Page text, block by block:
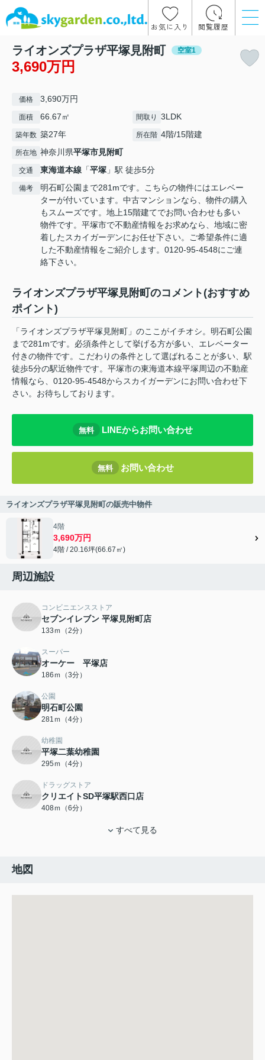
お気に入り 閲覧履歴
ライオンズプラザ平塚見附町 空室1
3,690万円
価格 3,690万円
面積 66.67㎡ 間取り 3LDK
築年数 築27年 所在階 4階/15階建
所在地 神奈川県平塚市見附町
交通 東海道本線 「平塚 」駅 徒歩5分
備考
明石町公園まで281mです。こちらの物件にはエレベー
ターが付いています。中古マンションなら、物件の購入
もスムーズです。地上15階建てでお問い合わせも多い
物件です。平塚市で不動産情報をお求めなら、地域に密
着したスカイガーデンにお任せ下さい。ご希望条件に適
した不動産情報をご紹介します。0120-95-4548にご連
絡下さい。
ライオンズプラザ平塚見附町のコメント(おすすめ
ポイント)
「ライオンズプラザ平塚見附町」のここがイチオシ。明石町公園
まで281mです。必須条件として挙げる方が多い、エレベーター
付きの物件です。こだわりの条件として選ばれることが多い、駅
徒歩5分の駅近物件です。平塚市の東海道本線平塚周辺の不動産
情報なら、0120-95-4548からスカイガーデンにお問い合わせ下
さい。お待ちしております。
無料 LINEからお問い合わせ
無料 お問い合わせ
ライオンズプラザ平塚見附町の販売中物件
4階
3,690万円
4階 / 20.16坪(66.67㎡)
周辺施設
コンビニエンスストア
セブンイレブン 平塚見附町店
133ｍ（2分）
スーパー
オーケー 平塚店
186ｍ（3分）
公園
明石町公園
281ｍ（4分）
幼稚園
平塚二葉幼稚園
295ｍ（4分）
ドラッグストア
クリエイトSD平塚駅西口店
408ｍ（6分）
すべて見る
地図